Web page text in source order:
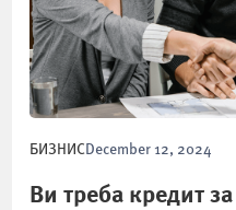
БИЗНИС December 12, 2024
Ви треба кредит